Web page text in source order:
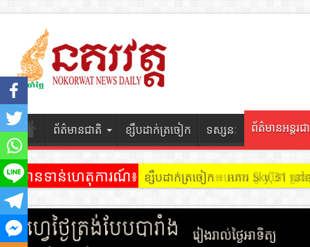
ព័ត៌មានជាតិ ខ្សឹបដាក់ត្រចៀក ទស្សនៈ ព័ត៌មានអន្តរជ
ព័ត៌មានទាន់ហេតុការណ៍៖ ខ្សឹបដាក់ត្រចៀក ៖ អគារ Sky 31